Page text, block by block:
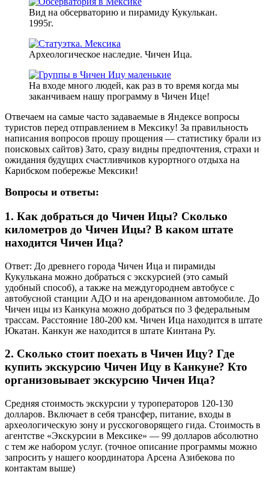
Вид на обсерваторию и пирамиду Кукулькан.
1995г.
Археологическое наследие. Чичен Ица.
На входе много людей, как раз в то время когда мы
заканчиваем нашу программу в Чичен Ице!
Отвечаем на самые часто задаваемые в Яндексе вопросы
туристов перед отправлением в Мексику! За правильность
написания вопросов прошу прощения — статистику брали из
поисковых сайтов) Зато, сразу видны предпочтения, страхи и
ожидания будущих счастливчиков курортного отдыха на
Карибском побережье Мексики!
Вопросы и ответы:
1. Как добраться до Чичен Ицы? Сколько
километров до Чичен Ицы? В каком штате
находится Чичен Ица?
Ответ: До древнего города Чичен Ица и пирамиды
Кукулькана можно добраться с экскурсией (это самый
удобный способ), а также на междугороднем автобусе с
автобусной станции АДО и на арендованном автомобиле. До
Чичен ицы из Канкуна можно добраться по 3 федеральным
трассам. Расстояние 180-200 км. Чичен Ица находится в штате
Юкатан. Канкун же находится в штате Кинтана Ру.
2. Сколько стоит поехать в Чичен Ицу? Где
купить экскурсию Чичен Ицу в Канкуне? Кто
организовывает экскурсию Чичен Ица?
Средняя стоимость экскурсии у туроператоров 120-130
долларов. Включает в себя трансфер, питание, входы в
археологическую зону и русскоговорящего гида. Стоимость в
агентстве «Экскурсии в Мексике» — 99 долларов абсолютно
с тем же набором услуг. (точное описание программы можно
запросить у нашего координатора Арсена Азибекова по
контактам выше)